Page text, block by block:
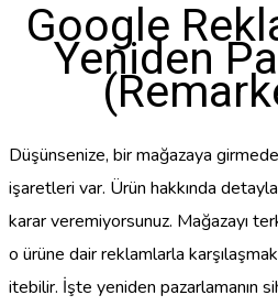
Google
Yeniden
Düşünsenize, bir mağazaya
işaretleri var. Ürün hakkında
karar veremiyorsunuz. Mağazayı
o ürüne dair reklamlarla
itebilir. İşte yeniden pazarlamanın